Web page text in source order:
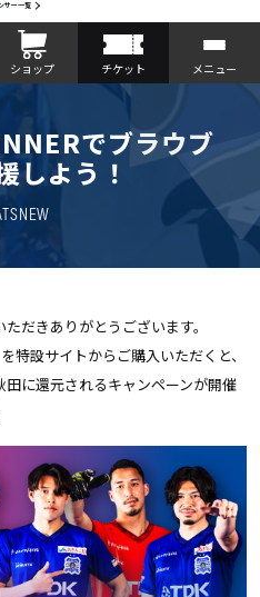
サー一覧
ショップ チケット メニュー
でブラウブ
しよう！
だきありがとうございます。
特設サイトからご購入いただくと、
に還元されるキャンペーンが開催